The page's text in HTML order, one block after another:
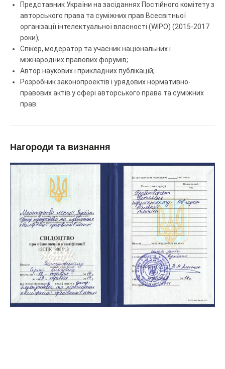
Представник України на засіданнях Постійного комітету з
авторського права та суміжних прав Всесвітньої
організації інтелектуальної власності (WIPO) (2015-2017
роки);
Спікер, модератор та учасник національних і
міжнародних правових форумів;
Автор наукових і прикладних публікацій;
Розробник законопроектів і урядових нормативно-
правових актів у сфері авторського права та суміжних
прав.
Нагороди та визнання